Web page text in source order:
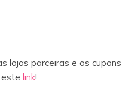
lojas parceiras e os cupons
link!